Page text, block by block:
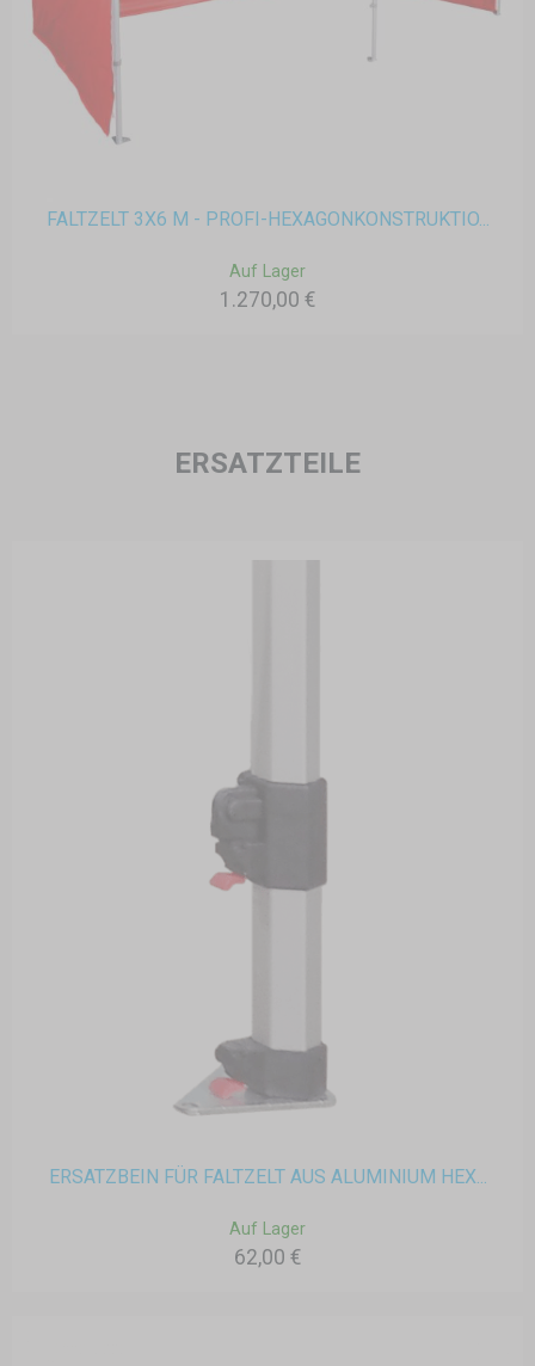
FALTZELT 3X6 M - PROFI-HEXAGONKONSTRUKTIO...
Auf Lager
1.270,00 €
ERSATZTEILE
ERSATZBEIN FÜR FALTZELT AUS ALUMINIUM HEX...
Auf Lager
62,00 €